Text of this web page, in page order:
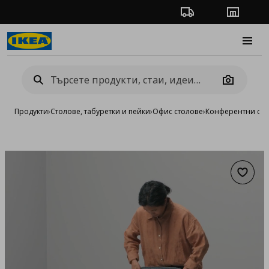
Проследяване на
Camera
Продукти›Столове, табуретки и пейки›Офис столове›Конферентни